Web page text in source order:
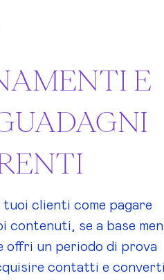
E
tuoi clienti come pagare
contenuti, se a base
offri un periodo di prova
contatti e